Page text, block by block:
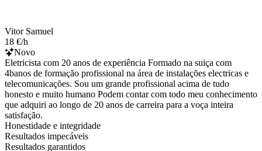
Vitor Samuel
18 €/h
Novo
Eletricista com 20 anos de experiência Formado na suiça com
4banos de formação profissional na área de instalações electricas e
telecomunicações. Sou um grande profissional acima de tudo
honesto e muito humano Podem contar com todo meu conhecimento
que adquiri ao longo de 20 anos de carreira para a voça inteira
satisfação.
Honestidade e integridade
Resultados impecáveis
Resultados garantidos